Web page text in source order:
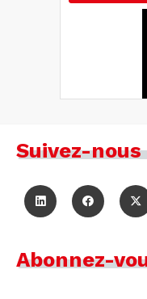
Suivez-nous
Abonnez-